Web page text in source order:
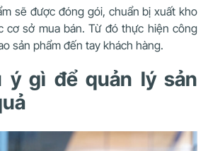
sẽ được đóng gói, chuẩn bị xuất kho
cơ sở mua bán. Từ đó thực hiện công
sản phẩm đến tay khách hàng.
ý gì để quản lý sản